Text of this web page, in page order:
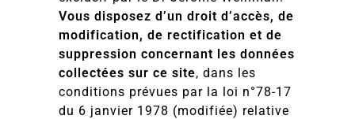
Vous disposez d’un droit d’accès, de
modification, de rectification et de
suppression concernant les données
collectées sur ce site, dans les
conditions prévues par la loi n°78-17
du 6 janvier 1978 (modifiée) relative